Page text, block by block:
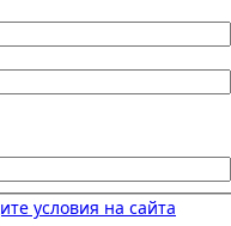
условия на сайта